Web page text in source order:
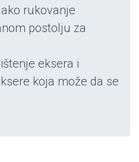
rukovanje
postolju za
eksera i
koja može da se